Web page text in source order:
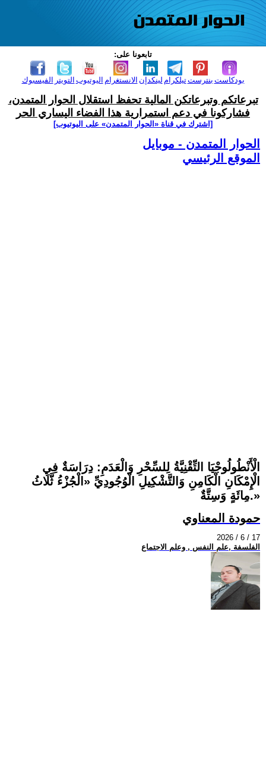
تابعونا على:
الفيسبوك التويتر اليوتيوب الانستغرام لينكدإن تيلكرامبنترست بودكاست
تبرعاتكم وتبرعاتكن المالية تحفظ استقلال الحوار المتمدن،
فشاركونا في دعم استمرارية هذا الفضاء اليساري الحر
[اشترك في قناة ‫«الحوار المتمدن» على اليوتيوب]
الحوار المتمدن - موبايل
الموقع الرئيسي
الْأَنْطُولُوجْيَا التِّقْنِيَّةُ لِلسِّحْرِ وَالْعَدَمِ: دِرَاسَةٌ فِي
الْإِمْكَانِ الْكَامِنِ وَالتَّشْكِيلِ الْوُجُودِيِّ «الْجُزْءُ ثَّلَاثُ
مِائَةٍ وَسِتَّةٌ.»
حمودة المعناوي
2026 / 6 / 17
الفلسفة ,علم النفس , وعلم الاجتماع